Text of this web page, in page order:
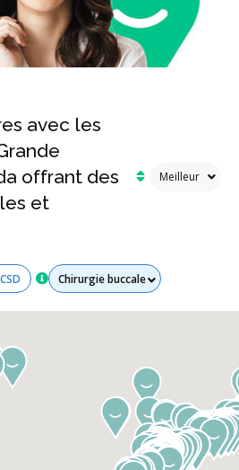
avec les
offrant des
et
Tous les services